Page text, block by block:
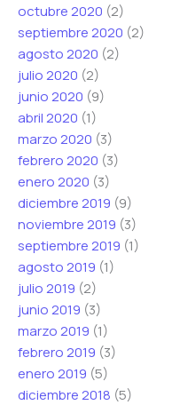
octubre 2020 (2)
septiembre 2020 (2)
agosto 2020 (2)
julio 2020 (2)
junio 2020 (9)
abril 2020 (1)
marzo 2020 (3)
febrero 2020 (3)
enero 2020 (3)
diciembre 2019 (9)
noviembre 2019 (3)
septiembre 2019 (1)
agosto 2019 (1)
julio 2019 (2)
junio 2019 (3)
marzo 2019 (1)
febrero 2019 (3)
enero 2019 (5)
diciembre 2018 (5)